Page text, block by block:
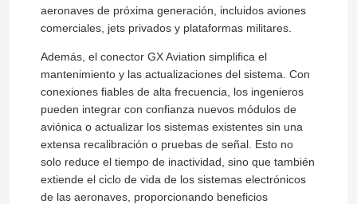
aeronaves de próxima generación, incluidos aviones
comerciales, jets privados y plataformas militares.
Además, el conector GX Aviation simplifica el
mantenimiento y las actualizaciones del sistema. Con
conexiones fiables de alta frecuencia, los ingenieros
pueden integrar con confianza nuevos módulos de
aviónica o actualizar los sistemas existentes sin una
extensa recalibración o pruebas de señal. Esto no
solo reduce el tiempo de inactividad, sino que también
extiende el ciclo de vida de los sistemas electrónicos
de las aeronaves, proporcionando beneficios